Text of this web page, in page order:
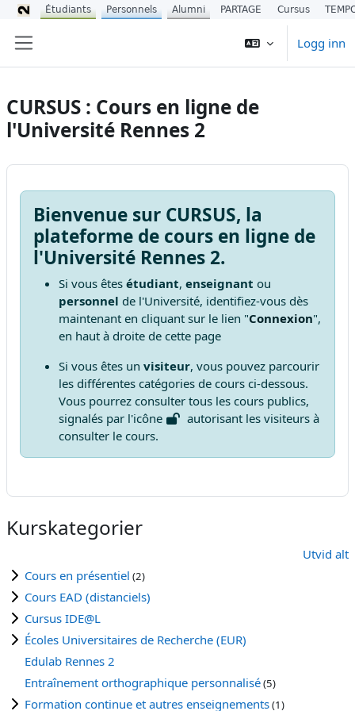
Logg inn
CURSUS : Cours en ligne de
l'Université Rennes 2
Bienvenue sur CURSUS, la
plateforme de cours en ligne de
l'Université Rennes 2.
Si vous êtes étudiant, enseignant ou
personnel de l'Université, identifiez-vous dès
maintenant en cliquant sur le lien "Connexion",
en haut à droite de cette page
Si vous êtes un visiteur, vous pouvez parcourir
les différentes catégories de cours ci-dessous.
Vous pourrez consulter tous les cours publics,
signalés par l'icône
autorisant les visiteurs à
consulter le cours.
Kurskategorier
Utvid alt
Cours en présentiel (2)
Cours EAD (distanciels)
Cursus IDE@L
Écoles Universitaires de Recherche (EUR)
Edulab Rennes 2
Entraînement orthographique personnalisé(5)
Formation continue et autres enseignements(1)
Étudiants Personnels Alumni PARTAGE Cursus